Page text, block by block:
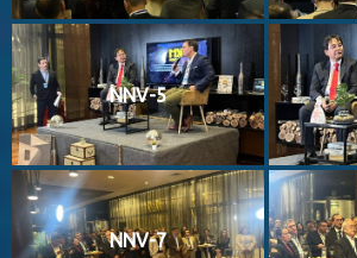
NNV-5
NNV-7